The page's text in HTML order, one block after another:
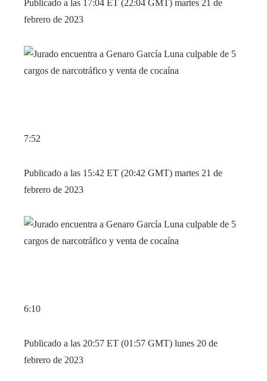
Publicado a las 17:04 ET (22:04 GMT) martes 21 de
febrero de 2023
7:52
Publicado a las 15:42 ET (20:42 GMT) martes 21 de
febrero de 2023
6:10
Publicado a las 20:57 ET (01:57 GMT) lunes 20 de
febrero de 2023